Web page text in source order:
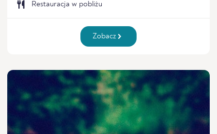
Restauracja w pobliżu
Zobacz